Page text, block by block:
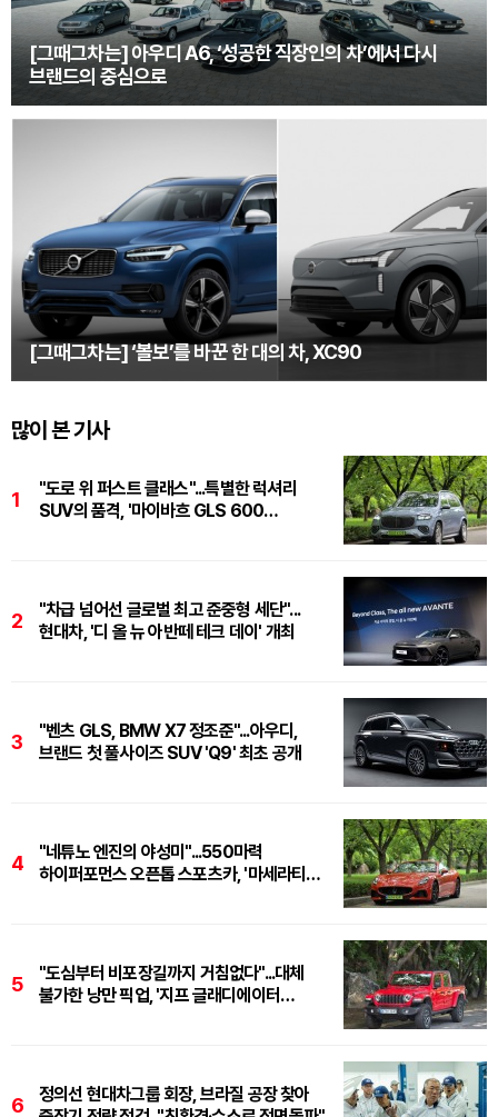
[그때그차는] 아우디 A6, ‘성공한 직장인의 차’에서 다시
브랜드의 중심으로
[그때그차는] ‘볼보’를 바꾼 한 대의 차, XC90
많이 본 기사
1
"도로 위 퍼스트 클래스"...특별한 럭셔리
SUV의 품격, '마이바흐 GLS 600
2
"차급 넘어선 글로벌 최고 준중형 세단"...
현대차, '디 올 뉴 아반떼 테크 데이' 개최
3
"벤츠 GLS, BMW X7 정조준"...아우디,
브랜드 첫 풀사이즈 SUV 'Q9' 최초 공개
4
"네튜노 엔진의 야성미"...550마력
하이퍼포먼스 오픈톱 스포츠카, '마세라티
5
"도심부터 비포장길까지 거침없다"...대체
불가한 낭만 픽업, '지프 글래디에이터
6
정의선 현대차그룹 회장, 브라질 공장 찾아